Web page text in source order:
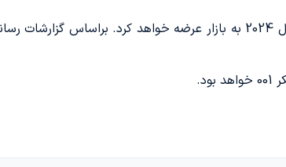
مدیرعامل لینک اند کو اعلام کرده است که زیرو خود را در نیمه‌ی اول سال 2024 به